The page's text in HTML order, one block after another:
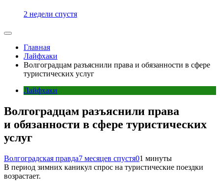
2 недели спустя
Главная
Лайфхаки
Волгоградцам разъяснили права и обязанности в сфере
туристических услуг
Лайфхаки
Волгоградцам разъяснили права
и обязанности в сфере туристических
услуг
Волгоградская правда7 месяцев спустя01 минуты
В период зимних каникул спрос на туристические поездки
возрастает.